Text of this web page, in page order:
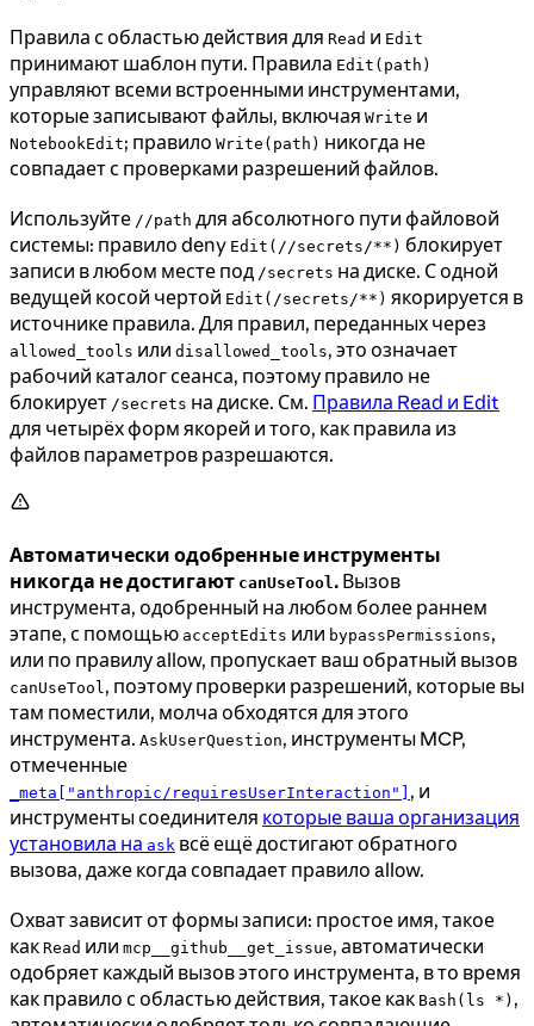
Правила с областью действия для Read и Edit
принимают шаблон пути. Правила Edit(path)
управляют всеми встроенными инструментами,
которые записывают файлы, включая Write и
NotebookEdit; правило Write(path) никогда не
совпадает с проверками разрешений файлов.
Используйте //path для абсолютного пути файловой
системы: правило deny Edit(//secrets/**) блокирует
записи в любом месте под /secrets на диске. С одной
ведущей косой чертой Edit(/secrets/**) якорируется в
источнике правила. Для правил, переданных через
allowed_tools или disallowed_tools, это означает
рабочий каталог сеанса, поэтому правило не
блокирует /secrets на диске. См. Правила Read и Edit
для четырёх форм якорей и того, как правила из
файлов параметров разрешаются.
Автоматически одобренные инструменты
никогда не достигают canUseTool . Вызов
инструмента, одобренный на любом более раннем
этапе, с помощью acceptEdits или bypassPermissions,
или по правилу allow, пропускает ваш обратный вызов
canUseTool , поэтому проверки разрешений, которые вы
там поместили, молча обходятся для этого
инструмента. AskUserQuestion, инструменты MCP,
отмеченные
_meta["anthropic/requiresUserInteraction"] , и
инструменты соединителя которые ваша организация
установила на ask всё ещё достигают обратного
вызова, даже когда совпадает правило allow.
Охват зависит от формы записи: простое имя, такое
как Read или mcp__github__get_issue, автоматически
одобряет каждый вызов этого инструмента, в то время
как правило с областью действия, такое как Bash(ls *) ,